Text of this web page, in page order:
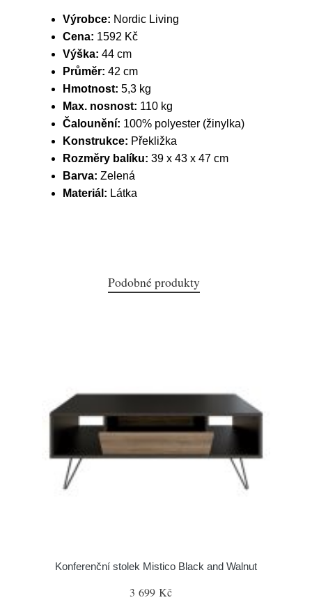
Výrobce: Nordic Living
Cena: 1592 Kč
Výška: 44 cm
Průměr: 42 cm
Hmotnost: 5,3 kg
Max. nosnost: 110 kg
Čalounění: 100% polyester (žinylka)
Konstrukce: Překližka
Rozměry balíku: 39 x 43 x 47 cm
Barva: Zelená
Materiál: Látka
Podobné produkty
Konferenční stolek Mistico Black and Walnut
3 699 Kč